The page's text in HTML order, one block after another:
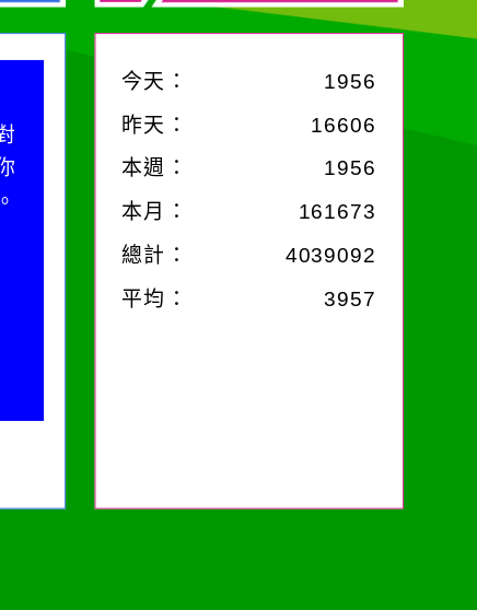
今天： 1956
昨天：
16606
本週：
1956
本月：
161673
總計：
4039092
平均： 3957